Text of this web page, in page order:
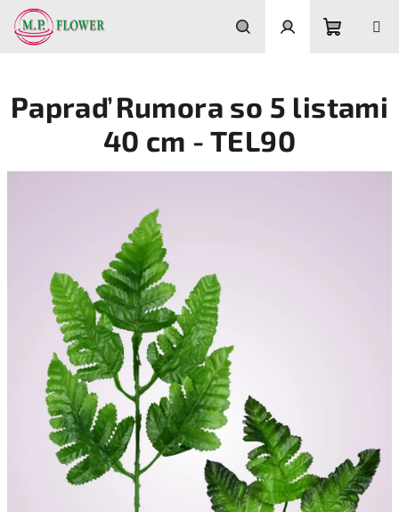
Prejsť
obsah
košík
Papraď Rumora so 5 listami
40 cm - TEL90